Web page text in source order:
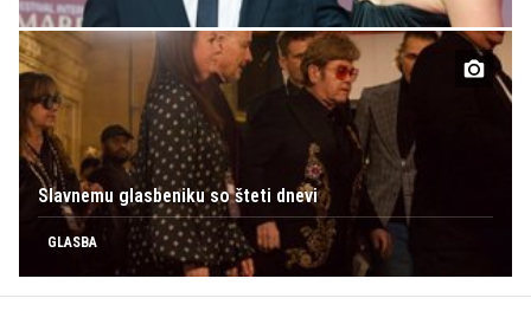
Slavnemu glasbeniku so šteti dnevi
GLASBA